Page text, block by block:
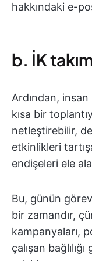
hakkındaki e-
b. İK
Ardından, insan
kısa bir
netleştirebilir,
etkinlikleri
endişeleri ele
Bu, günün
bir zamandır,
kampanyaları,
çalışan